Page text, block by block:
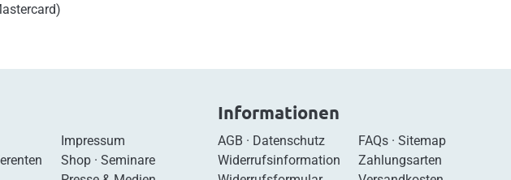
Impressum
Shop ·Seminare
Informationen
AGB · Datenschutz
Widerrufsinformation
FAQs· Sitemap
Zahlungsarten